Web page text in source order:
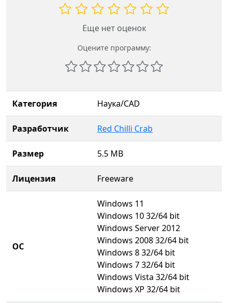
Еще нет оценок
Оцените программу:
Категория Наука/CAD
Разработчик Red Chilli Crab
Размер 5.5 MB
Лицензия Freeware
ОС
Windows 11
Windows 10 32/64 bit
Windows Server 2012
Windows 2008 32/64 bit
Windows 8 32/64 bit
Windows 7 32/64 bit
Windows Vista 32/64 bit
Windows XP 32/64 bit